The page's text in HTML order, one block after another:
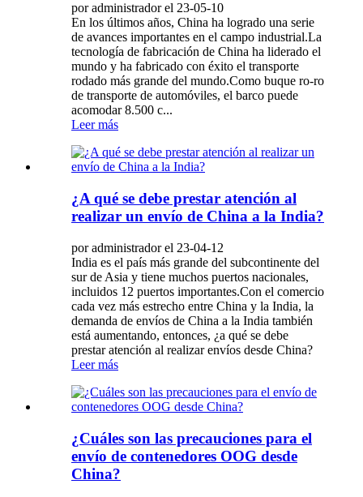
por administrador el 23-05-10
En los últimos años, China ha logrado una serie
de avances importantes en el campo industrial.La
tecnología de fabricación de China ha liderado el
mundo y ha fabricado con éxito el transporte
rodado más grande del mundo.Como buque ro-ro
de transporte de automóviles, el barco puede
acomodar 8.500 c...
Leer más
¿A qué se debe prestar atención al
realizar un envío de China a la India?
por administrador el 23-04-12
India es el país más grande del subcontinente del
sur de Asia y tiene muchos puertos nacionales,
incluidos 12 puertos importantes.Con el comercio
cada vez más estrecho entre China y la India, la
demanda de envíos de China a la India también
está aumentando, entonces, ¿a qué se debe
prestar atención al realizar envíos desde China?
Leer más
¿Cuáles son las precauciones para el
envío de contenedores OOG desde
China?